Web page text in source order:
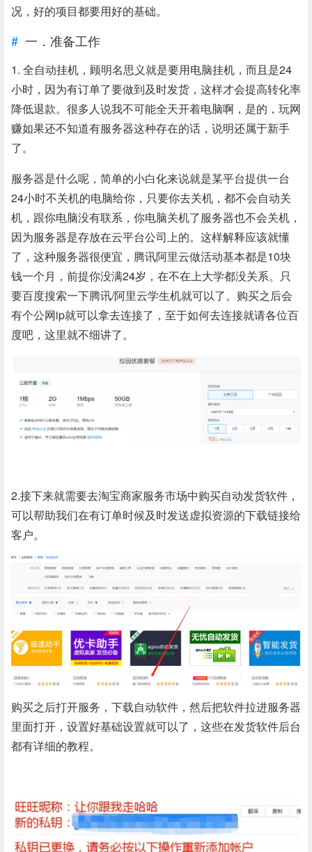
况，好的项目都要用好的基础。
一．准备工作
1. 全自动挂机，顾明名思义就是要用电脑挂机，而且是24
小时，因为有订单了要做到及时发货，这样才会提高转化率
降低退款。很多人说我不可能全天开着电脑啊，是的，玩网
赚如果还不知道有服务器这种存在的话，说明还属于新手
了。
服务器是什么呢，简单的小白化来说就是某平台提供一台
24小时不关机的电脑给你，只要你去关机，都不会自动关
机，跟你电脑没有联系，你电脑关机了服务器也不会关机，
因为服务器是存放在云平台公司上的。这样解释应该就懂
了，这种服务器很便宜，腾讯阿里云做活动基本都是10块
钱一个月，前提你没满24岁，在不在上大学都没关系。只
要百度搜索一下腾讯/阿里云学生机就可以了。购买之后会
有个公网ip就可以拿去连接了，至于如何去连接就请各位百
度吧，这里就不细讲了。
2.接下来就需要去淘宝商家服务市场中购买自动发货软件，
可以帮助我们在有订单时候及时发送虚拟资源的下载链接给
客户。
购买之后打开服务，下载自动软件，然后把软件拉进服务器
里面打开，设置好基础设置就可以了，这些在发货软件后台
都有详细的教程。